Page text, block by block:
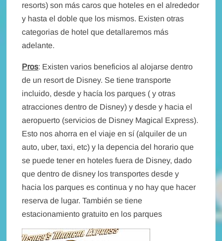
resorts) son más caros que hoteles en el alrededor
y hasta el doble que los mismos. Existen otras
categorias de hotel que detallaremos más
adelante.
Pros: Existen varios beneficios al alojarse dentro
de un resort de Disney. Se tiene transporte
incluido, desde y hacía los parques ( y otras
atracciones dentro de Disney) y desde y hacia el
aeropuerto (servicios de Disney Magical Express).
Esto nos ahorra en el viaje en sí (alquiler de un
auto, uber, taxi, etc) y la depencia del horario que
se puede tener en hoteles fuera de Disney, dado
que dentro de disney los transportes desde y
hacia los parques es continua y no hay que hacer
reserva de lugar. También se tiene
estacionamiento gratuito en los parques